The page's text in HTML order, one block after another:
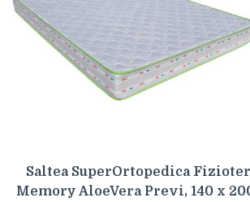
Saltea SuperOrtopedica
Memory AloeVera Previ, 140 x